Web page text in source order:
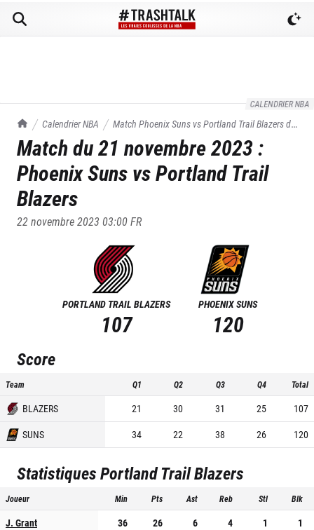
CALENDRIER NBA
TrashTalk Actu NBA
Calendrier NBA Match Phoenix Suns vsPortland Trail Blazersdu
21/11/2023
Match du21 novembre 2023:
Phoenix Suns vsPortland Trail
Blazers
22 novembre 2023 03:00FR
PORTLAND TRAIL BLAZERS
107
PHOENIX SUNS
120
Score
Team Q1 Q2 Q3 Q4 Total
BLAZERS 21 30 31 25
107
SUNS
34 22 38 26 120
StatistiquesPortland Trail Blazers
Joueur Min Pts Ast Reb Stl Blk
J. Grant 36 26 6 4 1
1